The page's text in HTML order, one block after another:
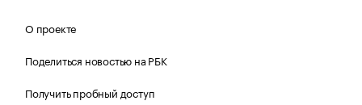
О проекте
Поделиться новостью на РБК
Получить пробный доступ